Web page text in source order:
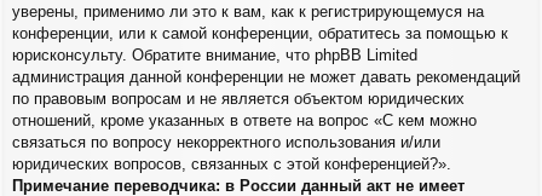
уверены, применимо ли это к вам, как к регистрирующемуся на
конференции, или к самой конференции, обратитесь за помощью к
юрисконсульту. Обратите внимание, что phpBB Limited
администрация данной конференции не может давать рекомендаций
по правовым вопросам и не является объектом юридических
отношений, кроме указанных в ответе на вопрос «С кем можно
связаться по вопросу некорректного использования и/или
юридических вопросов, связанных с этой конференцией?».
Примечание переводчика: в России данный акт не имеет